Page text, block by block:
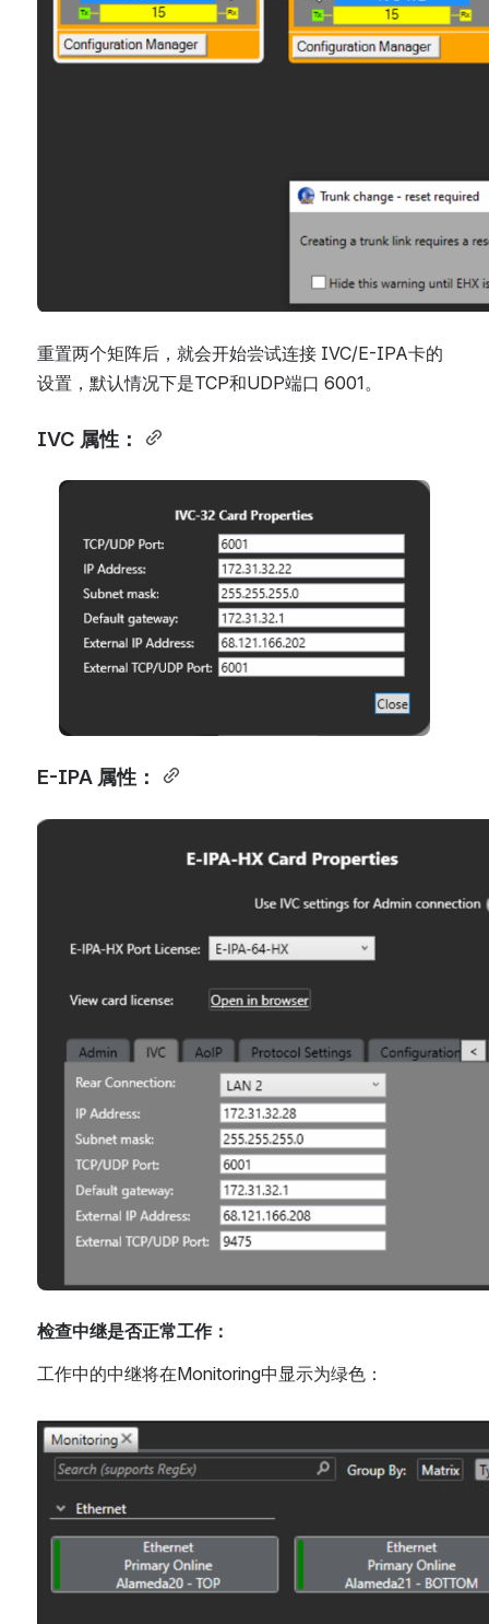
重置两个矩阵后，就会开始尝试连接 IVC/E-IPA卡的
设置，默认情况下是TCP和UDP端口 6001。
IVC 属性：
E-IPA 属性：
检查中继是否正常工作：
工作中的中继将在Monitoring中显示为绿色：
Open